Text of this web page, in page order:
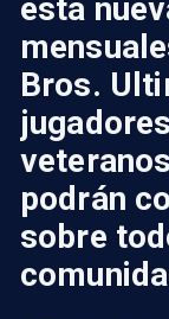
esta
Bros.
podrán
sobre